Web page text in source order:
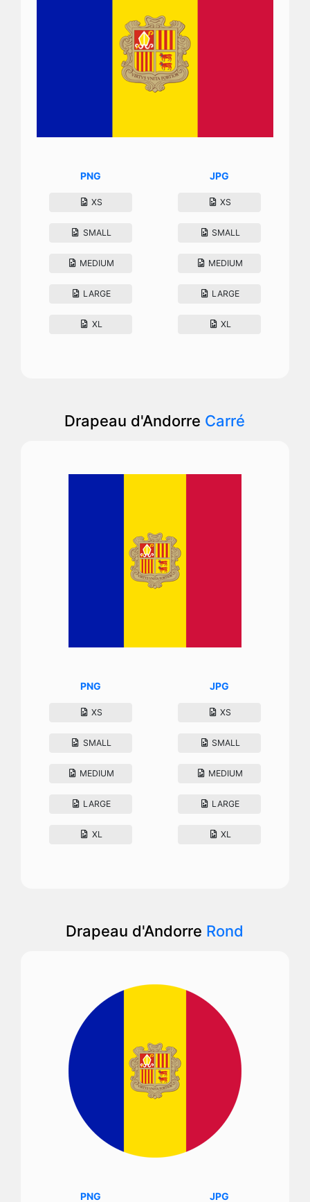
PNG
XS
SMALL
MEDIUM
LARGE
XL
JPG
XS
SMALL
MEDIUM
LARGE
XL
Drapeau d'Andorre Carré
PNG
XS
SMALL
MEDIUM
LARGE
XL
JPG
XS
SMALL
MEDIUM
LARGE
XL
Drapeau d'Andorre Rond
PNG JPG